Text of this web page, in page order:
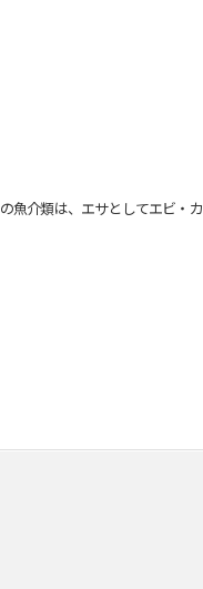
介類は、エサとしてエビ・カ